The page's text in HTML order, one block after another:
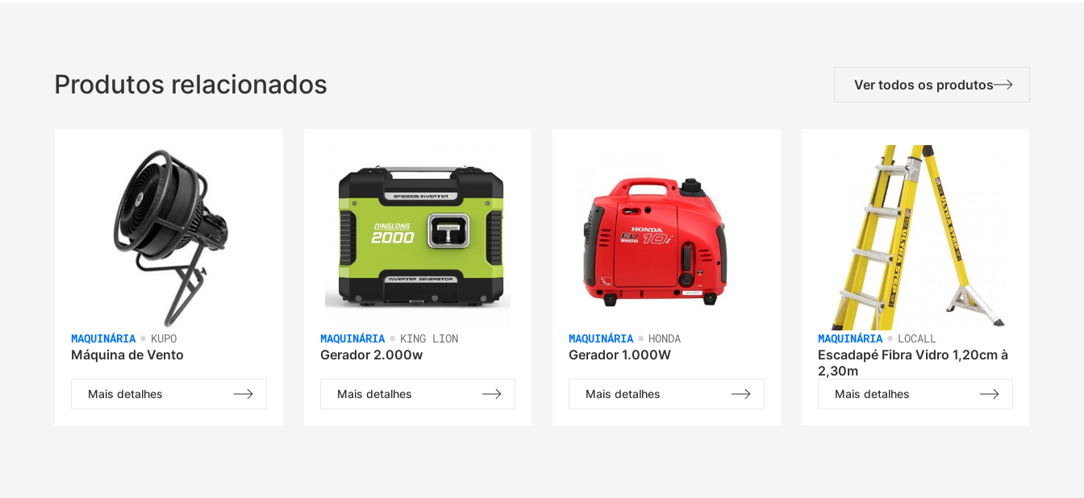
Produtos relacionados Ver todos os produtos
MAQUINÁRIA• KUPO
Máquina de Vento
Mais detalhes
MAQUINÁRIA• KING LION
Gerador 2.000w
Mais detalhes
MAQUINÁRIA• HONDA
Gerador 1.000W
Mais detalhes
MAQUINÁRIA• LOCALL
Escadapé Fibra Vidro 1,20cm à
2,30m
Mais detalhes